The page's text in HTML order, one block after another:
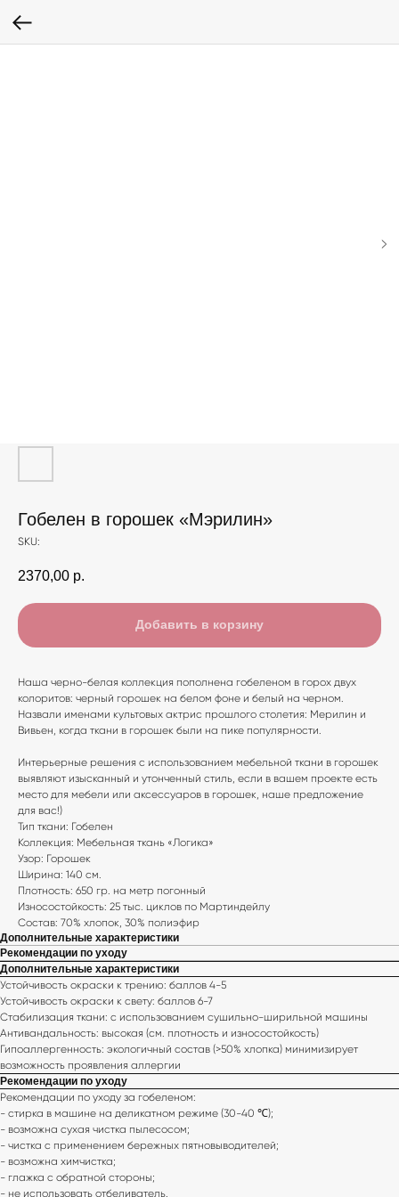
Гобелен в горошек «Мэрилин»
SKU:
2370,00 р.
Добавить в корзину
Наша черно-белая коллекция пополнена гобеленом в горох двух
колоритов: черный горошек на белом фоне и белый на черном.
Назвали именами культовых актрис прошлого столетия: Мерилин и
Вивьен, когда ткани в горошек были на пике популярности.
Интерьерные решения с использованием мебельной ткани в горошек
выявляют изысканный и утонченный стиль, если в вашем проекте есть
место для мебели или аксессуаров в горошек, наше предложение
для вас!)
Тип ткани: Гобелен
Коллекция: Мебельная ткань «Логика»
Узор: Горошек
Ширина: 140 см.
Плотность: 650 гр. на метр погонный
Износостойкость: 25 тыс. циклов по Мартиндейлу
Состав: 70% хлопок, 30% полиэфир
Дополнительные характеристики
Рекомендации по уходу
Дополнительные характеристики
Устойчивость окраски к трению: баллов 4-5
Устойчивость окраски к свету: баллов 6-7
Стабилизация ткани: с использованием сушильно-ширильной машины
Антивандальность: высокая (см. плотность и износостойкость)
Гипоаллергенность: экологичный состав (>50% хлопка) минимизирует
возможность проявления аллергии
Рекомендации по уходу
Рекомендации по уходу за гобеленом:
- стирка в машине на деликатном режиме (30-40 ℃);
- возможна сухая чистка пылесосом;
- чистка с применением бережных пятновыводителей;
- возможна химчистка;
- глажка с обратной стороны;
- не использовать отбеливатель.